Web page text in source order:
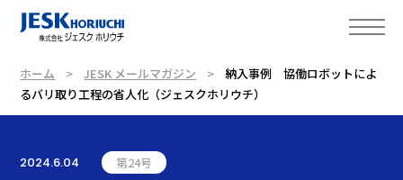
ホーム JESK メールマガジン
納入事例 協働ロボットによ
るバリ取り工程の省人化（ジェスクホリウチ）
2024.6.04 第24号